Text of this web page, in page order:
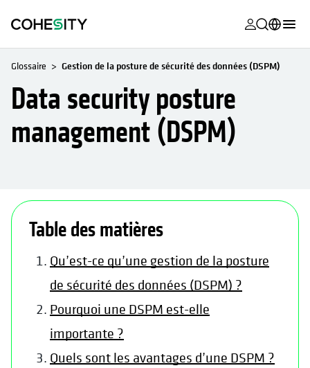
s’ouvre
s’ouvre
s’ouvre
s’ouvre
s’ouvre
Academy
s’ouvre
Community
s’ouvre
s’ouvre
English (U.S.)
Deutsch (Germany)
日本語 (Japan)
한국어 (South
Glossaire Gestion de la posture de sécurité des données (DSPM)
Data security posture
management (DSPM)
Table des matières
Qu’est-ce qu’une gestion de la posture
de sécurité des données (DSPM) ?
Pourquoi une DSPM est-elle
importante ?
Quels sont les avantages d’une DSPM ?
s’ouvre dans un